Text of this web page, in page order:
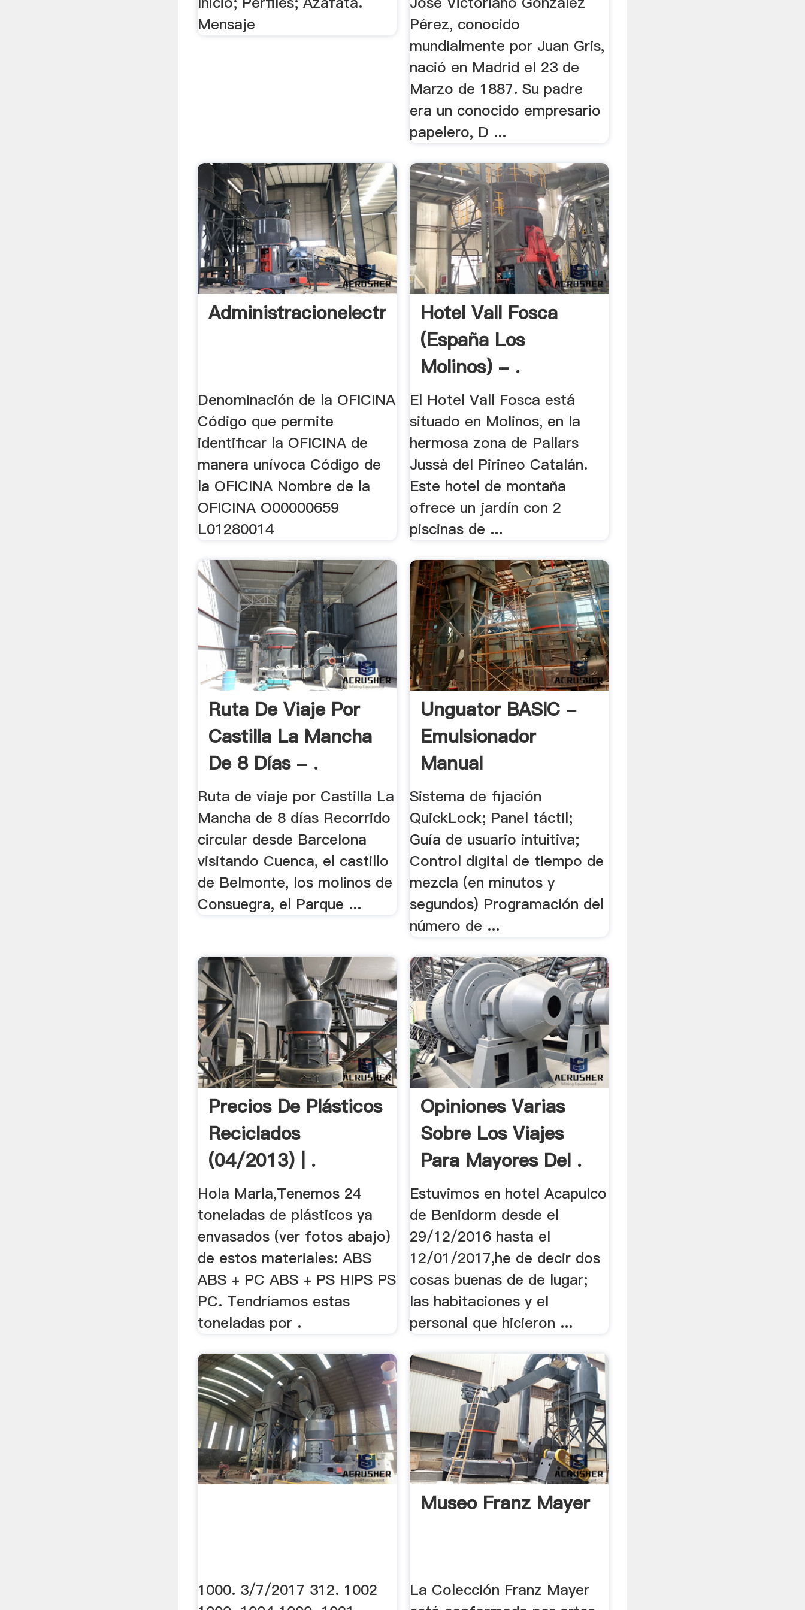
Mensaje
Pérez, conocido
mundialmente por Juan Gris,
nació en Madrid el 23 de
Marzo de 1887. Su padre
era un conocido empresario
papelero, D ...
Administracionelectronica.gob.es
Denominación de la OFICINA
Código que permite
identificar la OFICINA de
manera unívoca Código de
la OFICINA Nombre de la
OFICINA O00000659
L01280014
Hotel Vall Fosca
(España Los
Molinos) - .
El Hotel Vall Fosca está
situado en Molinos, en la
hermosa zona de Pallars
Jussà del Pirineo Catalán.
Este hotel de montaña
ofrece un jardín con 2
piscinas de ...
Ruta De Viaje Por
Castilla La Mancha
De 8 Días - .
Ruta de viaje por Castilla La
Mancha de 8 días Recorrido
circular desde Barcelona
visitando Cuenca, el castillo
de Belmonte, los molinos de
Consuegra, el Parque ...
Unguator BASIC -
Emulsionador
Manual
Sistema de fijación
QuickLock; Panel táctil;
Guía de usuario intuitiva;
Control digital de tiempo de
mezcla (en minutos y
segundos) Programación del
número de ...
Precios De Plásticos
Reciclados
(04/2013) | .
Hola Marla,Tenemos 24
toneladas de plásticos ya
envasados (ver fotos abajo)
de estos materiales: ABS
ABS + PC ABS + PS HIPS PS
PC. Tendríamos estas
toneladas por .
Opiniones Varias
Sobre Los Viajes
Para Mayores Del .
Estuvimos en hotel Acapulco
de Benidorm desde el
29/12/2016 hasta el
12/01/2017,he de decir dos
cosas buenas de de lugar;
las habitaciones y el
personal que hicieron ...
1000. 3/7/2017 312. 1002
Museo Franz Mayer
La Colección Franz Mayer